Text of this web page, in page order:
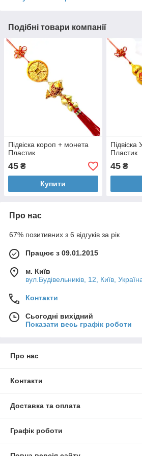
Подібні товари компанії
Підвіска короп + монета
Пластик
45 ₴
Купити
Пластик
45₴
Про нас
67% позитивних з 6 відгуків за рік
Працює з 09.01.2015
м. Київ
вул.Будівельників, 12, Київ,
Контакти
Сьогодні вихідний
Показати весь графік роботи
Про нас
Контакти
Доставка та оплата
Графік роботи